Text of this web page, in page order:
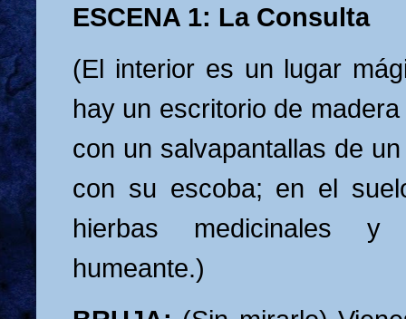
ESCENA 1: La Consulta
(El interior es un lugar
hay un escritorio de
con un salvapantallas de
con su escoba; en el
hierbas medicinales y
humeante.)